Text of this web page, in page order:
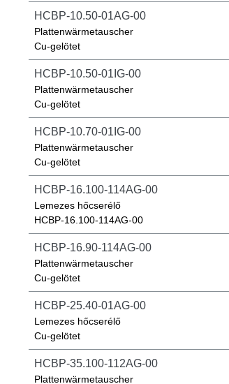
HCBP-10.50-01AG-00
Plattenwärmetauscher
Cu-gelötet
HCBP-10.50-01IG-00
Plattenwärmetauscher
Cu-gelötet
HCBP-10.70-01IG-00
Plattenwärmetauscher
Cu-gelötet
HCBP-16.100-114AG-00
Lemezes hőcserélő
HCBP-16.100-114AG-00
HCBP-16.90-114AG-00
Plattenwärmetauscher
Cu-gelötet
HCBP-25.40-01AG-00
Lemezes hőcserélő
Cu-gelötet
HCBP-35.100-112AG-00
Plattenwärmetauscher